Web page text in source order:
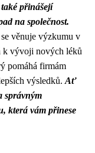
přinášejí
na společnost.
věnuje výzkumu v
k vývoji nových léků
pomáhá firmám
výsledků. Ať
správným
která vám přinese